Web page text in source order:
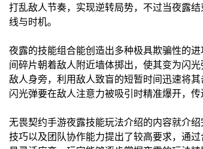
打乱敌人节奏，实现逆转局势，不过当夜露
线与时机。
夜露的技能组合能创造出多种极具欺骗性的
间碎片朝着敌人附近墙体掷出，使其变为闪
敌人身旁，利用敌人致盲的短暂时间迅速将
闪光弹要在敌人注意力被吸引时精准爆开，
无畏契约手游夜露技能玩法介绍的内容就介
技巧以及团队协作能力提出了较高要求，通